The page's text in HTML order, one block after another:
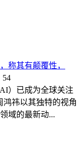
称其有颠覆性，
54
）已成为全球关注
鸿祎以其独特的视角
域的最新动...